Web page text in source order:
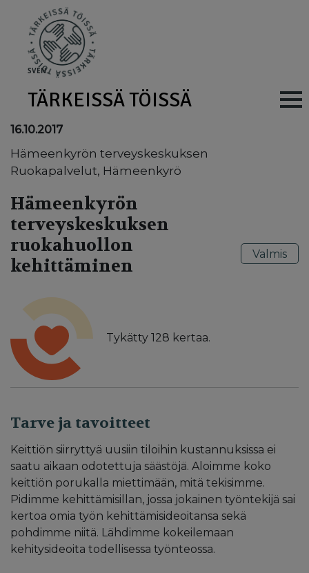
SVEN
TÄRKEISSÄ TÖISSÄ Main
16.10.2017
Hämeenkyrön terveyskeskuksen
Ruokapalvelut, Hämeenkyrö
Hämeenkyrön
terveyskeskuksen
ruokahuollon
kehittäminen
Tykätty 128 kertaa.
Valmis
Tarve ja tavoitteet
Keittiön siirryttyä uusiin tiloihin kustannuksissa ei
saatu aikaan odotettuja säästöjä. Aloimme koko
keittiön porukalla miettimään, mitä tekisimme.
Pidimme kehittämisillan, jossa jokainen työntekijä sai
kertoa omia työn kehittämisideoitansa sekä
pohdimme niitä. Lähdimme kokeilemaan
kehitysideoita todellisessa työnteossa.